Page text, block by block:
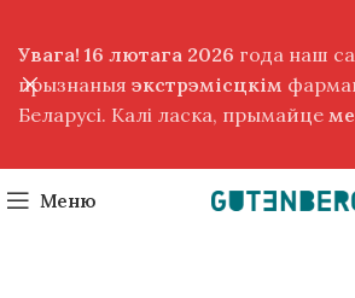
Меню
Увага! 16 лютага 2026 года наш
прызнаныя экстрэмісцкім
Беларусі. Калі ласка, прымайце